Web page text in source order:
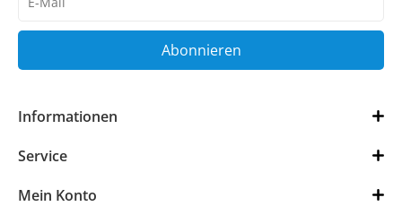
Honig
Abonnieren
Informationen
Service
Mein Konto